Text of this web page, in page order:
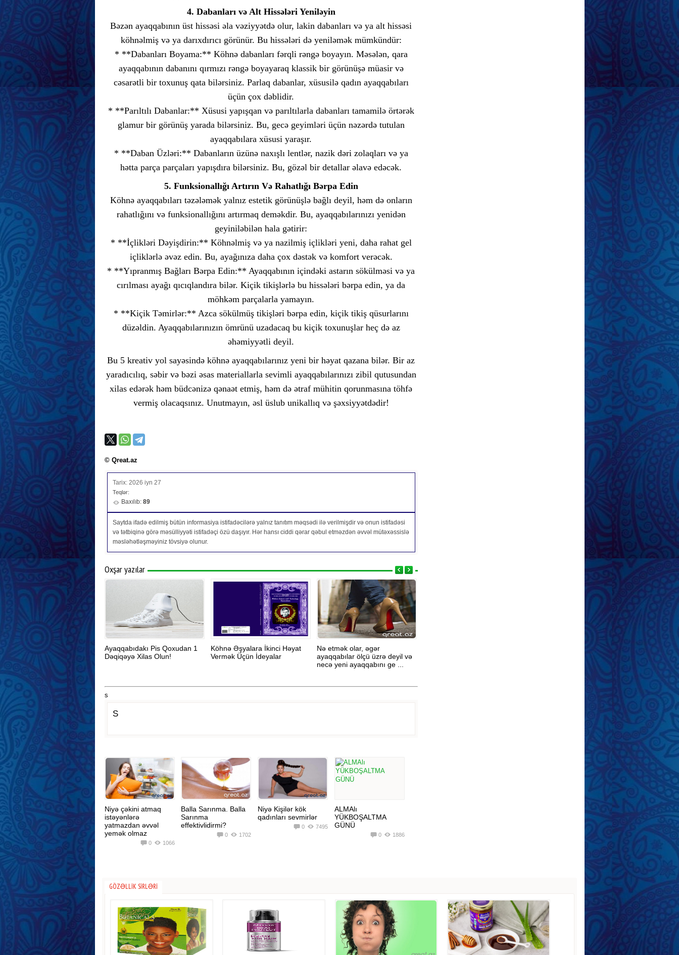
4. Dabanları və Alt Hissələri Yeniləyin
Bəzən ayaqqabının üst hissəsi əla vəziyyətdə olur, lakin dabanları və ya alt hissəsi
köhnəlmiş və ya darıxdırıcı görünür. Bu hissələri də yeniləmək mümkündür:
* **Dabanları Boyama:** Köhnə dabanları fərqli rəngə boyayın. Məsələn, qara
ayaqqabının dabanını qırmızı rəngə boyayaraq klassik bir görünüşə müasir və
cəsarətli bir toxunuş qata bilərsiniz. Parlaq dabanlar, xüsusilə qadın ayaqqabıları
üçün çox dəblidir.
* **Parıltılı Dabanlar:** Xüsusi yapışqan və parıltılarla dabanları tamamilə örtərək
glamur bir görünüş yarada bilərsiniz. Bu, gecə geyimləri üçün nəzərdə tutulan
ayaqqabılara xüsusi yaraşır.
* **Daban Üzləri:** Dabanların üzünə naxışlı lentlər, nazik dəri zolaqları və ya
hətta parça parçaları yapışdıra bilərsiniz. Bu, gözəl bir detallar əlavə edəcək.
5. Funksionallığı Artırın Və Rahatlığı Bərpa Edin
Köhnə ayaqqabıları təzələmək yalnız estetik görünüşlə bağlı deyil, həm də onların
rahatlığını və funksionallığını artırmaq deməkdir. Bu, ayaqqabılarınızı yenidən
geyiniləbilən hala gətirir:
* **İçlikləri Dəyişdirin:** Köhnəlmiş və ya nazilmiş içlikləri yeni, daha rahat gel
içliklərlə əvəz edin. Bu, ayağınıza daha çox dəstək və komfort verəcək.
* **Yıpranmış Bağları Bərpa Edin:** Ayaqqabının içindəki astarın sökülməsi və ya
cırılması ayağı qıcıqlandıra bilər. Kiçik tikişlərlə bu hissələri bərpa edin, ya da
möhkəm parçalarla yamayın.
* **Kiçik Təmirlər:** Azca sökülmüş tikişləri bərpa edin, kiçik tikiş qüsurlarını
düzəldin. Ayaqqabılarınızın ömrünü uzadacaq bu kiçik toxunuşlar heç də az
əhəmiyyətli deyil.
Bu 5 kreativ yol sayəsində köhnə ayaqqabılarınız yeni bir həyat qazana bilər. Bir az
yaradıcılıq, səbir və bəzi əsas materiallarla sevimli ayaqqabılarınızı zibil qutusundan
xilas edərək həm büdcənizə qənaət etmiş, həm də ətraf mühitin qorunmasına töhfə
vermiş olacaqsınız. Unutmayın, əsl üslub unikallıq və şəxsiyyətdədir!
© Qreat.az
Tarix: 2026 iyn 27
Teqlər:
Baxılıb: 89
Saytda ifadə edilmiş bütün informasiya istifadəcilərə yalnız tanıtım məqsədi ilə verilmişdir və onun istifadəsi
və tətbiqinə görə məsülliyyəti istifadəçi özü daşıyır. Hər hansı ciddi qərar qəbul etməzdən əvvəl mütəxəssislə
məsləhətləşməyiniz tövsiyə olunur.
Oxşar yazılar
Ayaqqabıdakı Pis Qoxudan 1
Dəqiqəyə Xilas Olun!
Köhnə Əşyalara İkinci Həyat
Vermək Üçün İdeyalar
Nə etmək olar, əgər
ayaqqabılar ölçü üzrə deyil və
necə yeni ayaqqabını ge ...
s
S
Niyə çəkini atmaq
istəyənlərə
yatmazdan əvvəl
yemək olmaz
1066
0
Balla Sarınma. Balla
Sarınma
effektivlidirmi?
1702
0
Niyə Kişilər kök
qadınları sevmirlər
7495
0
ALMAlı
YÜKBOŞALTMA
GÜNÜ
1886
0
GÖZƏLLIK SIRLƏRI